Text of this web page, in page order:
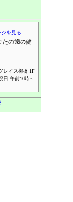
ジを見る
たの歯の健
レイス柳橋 1F
日 午前10時～